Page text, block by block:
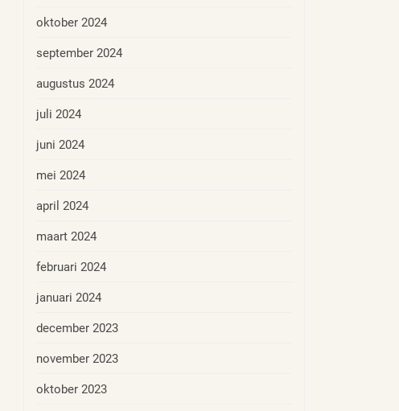
oktober 2024
september 2024
augustus 2024
juli 2024
juni 2024
mei 2024
april 2024
maart 2024
februari 2024
januari 2024
december 2023
november 2023
oktober 2023